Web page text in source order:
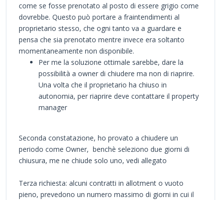
come se fosse prenotato al posto di essere grigio come
dovrebbe. Questo può portare a fraintendimenti al
proprietario stesso, che ogni tanto va a guardare e
pensa che sia prenotato mentre invece era soltanto
momentaneamente non disponibile.
Per me la soluzione ottimale sarebbe, dare la
possibilità a owner di chiudere ma non di riaprire.
Una volta che il proprietario ha chiuso in
autonomia, per riaprire deve contattare il property
manager
Seconda constatazione, ho provato a chiudere un
periodo come Owner, benchè seleziono due giorni di
chiusura, me ne chiude solo uno, vedi allegato
Terza richiesta: alcuni contratti in allotment o vuoto
pieno, prevedono un numero massimo di giorni in cui il